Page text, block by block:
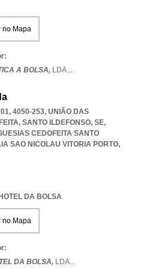
no Mapa
A BOLSA, LDA...
4050-253, UNIÃO DAS
SANTO ILDEFONSO, SE,
CEDOFEITA SANTO
SAO NICOLAU VITORIA PORTO,
DA BOLSA
no Mapa
DA BOLSA, LDA...